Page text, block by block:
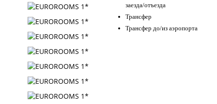
заезда/отъезда
Трансфер
Трансфер до/из аэропорта